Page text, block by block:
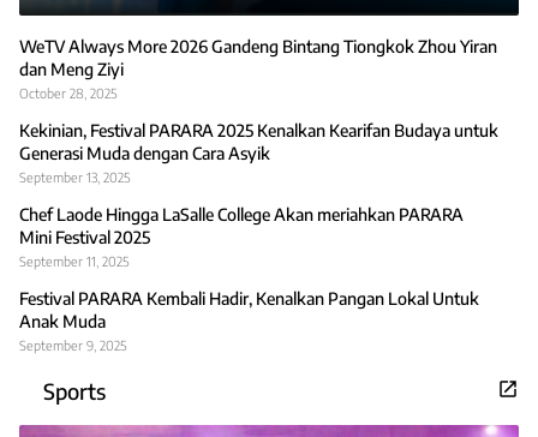
WeTV Always More 2026 Gandeng Bintang Tiongkok Zhou Yiran
dan Meng Ziyi
October 28, 2025
Kekinian, Festival PARARA 2025 Kenalkan Kearifan Budaya untuk
Generasi Muda dengan Cara Asyik
September 13, 2025
Chef Laode Hingga LaSalle College Akan meriahkan PARARA
Mini Festival 2025
September 11, 2025
Festival PARARA Kembali Hadir, Kenalkan Pangan Lokal Untuk
Anak Muda
September 9, 2025
Sports